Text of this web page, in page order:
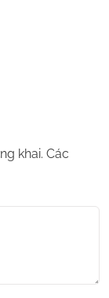
khai. Các